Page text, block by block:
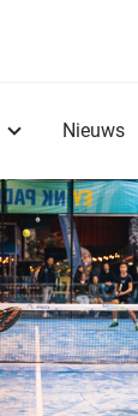
Nieuws